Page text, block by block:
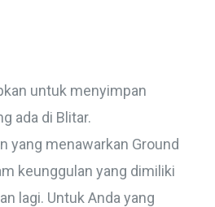
untuk menyimpan
ada di Blitar.
yang menawarkan Ground
keunggulan yang dimiliki
lagi. Untuk Anda yang